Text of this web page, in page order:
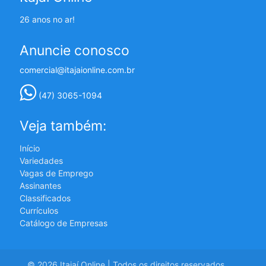
26 anos no ar!
Anuncie conosco
comercial@itajaionline.com.br
(47) 3065-1094
Veja também:
Início
Variedades
Vagas de Emprego
Assinantes
Classificados
Currículos
Catálogo de Empresas